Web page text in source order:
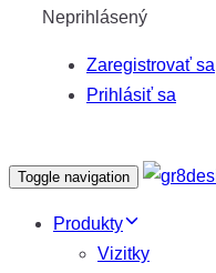
Neprihlásený
Zaregistrovať sa
Prihlásiť sa
Toggle navigation
Produkty
Vizitky